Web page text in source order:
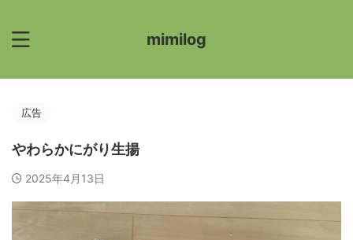
mimilog
広告
やわらかにがり生揚
2025年4月13日